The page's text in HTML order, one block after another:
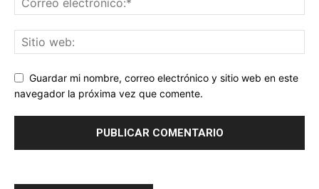
Guardar mi nombre, correo electrónico y sitio web en este
navegador la próxima vez que comente.